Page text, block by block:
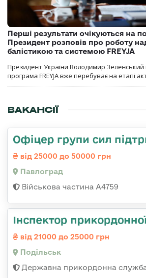
Перші результати очікуються на
Президент розповів про роботу
балістикою та системою FREYJA
Президент України Володимир
програма FREYJA вже перебуває на етапі
ВАКАНСІЇ
Офіцер групи сил
від 25000 до 50000 грн
Павлоград
Військова частина А4759
Інспектор
від 21000 до 25000 грн
Подільськ
Державна прикордонна